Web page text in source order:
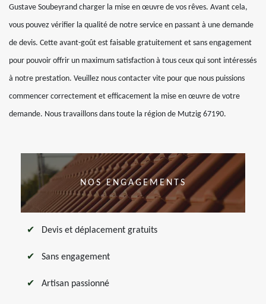
Gustave Soubeyrand charger la mise en œuvre de vos rêves. Avant cela,
vous pouvez vérifier la qualité de notre service en passant à une demande
de devis. Cette avant-goût est faisable gratuitement et sans engagement
pour pouvoir offrir un maximum satisfaction à tous ceux qui sont intéressés
à notre prestation. Veuillez nous contacter vite pour que nous puissions
commencer correctement et efficacement la mise en œuvre de votre
demande. Nous travaillons dans toute la région de Mutzig 67190.
NOS ENGAGEMENTS
Devis et déplacement gratuits
Sans engagement
Artisan passionné